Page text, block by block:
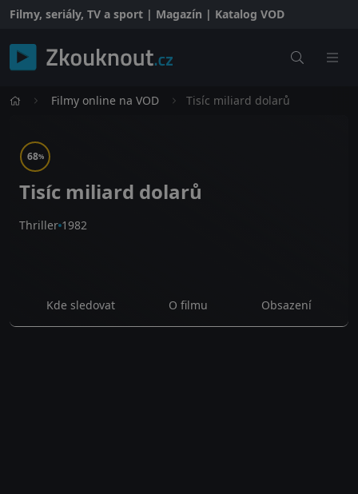
Filmy, seriály, TV a sport | Magazín | Katalog VOD
Filmy online na VOD Tisíc miliard dolarů
68%
Tisíc miliard dolarů
Thriller 1982
Kde sledovat O filmu Obsazení